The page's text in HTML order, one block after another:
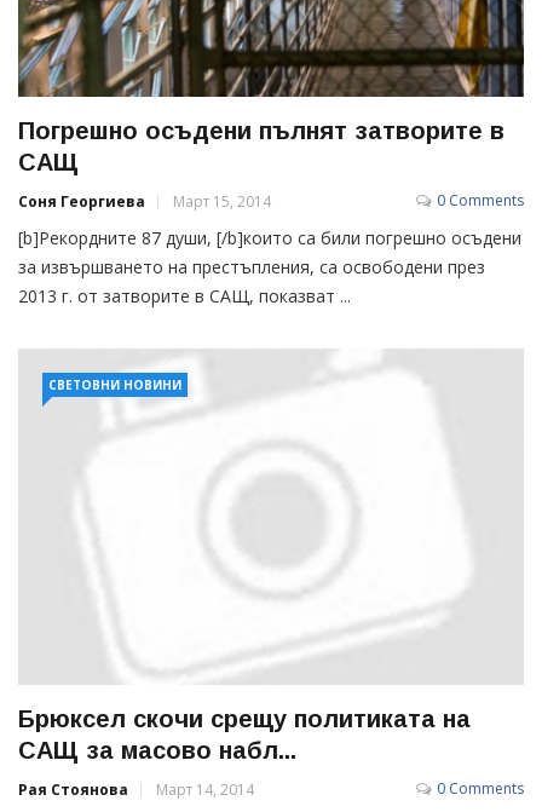
Погрешно осъдени пълнят затворите в
САЩ
Соня Георгиева Март 15, 2014 0 Comments
[b]Рекордните 87 души, [/b]които са били погрешно осъдени
за извършването на престъпления, са освободени през
2013 г. от затворите в САЩ, показват ...
СВЕТОВНИ НОВИНИ
Брюксел скочи срещу политиката на
САЩ за масово набл...
Рая Стоянова Март 14, 2014 0 Comments